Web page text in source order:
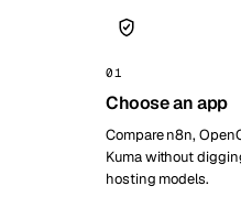
01
Choose an app
Compare n8n,
Kuma without
hosting models.